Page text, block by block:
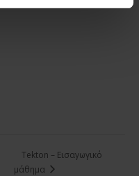
Tekton – Εισαγωγικό
μάθημα